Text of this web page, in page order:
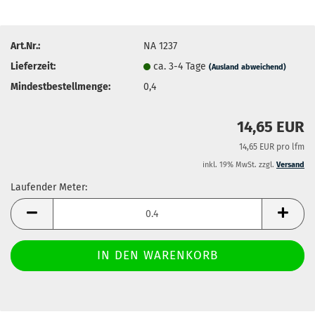
Art.Nr.:
NA 1237
Lieferzeit:
ca. 3-4 Tage(Ausland abweichend)
Mindestbestellmenge: 0,4
14,65 EUR
14,65 EUR pro lfm
inkl. 19% MwSt. zzgl. Versand
Laufender Meter:
Laufender
Meter